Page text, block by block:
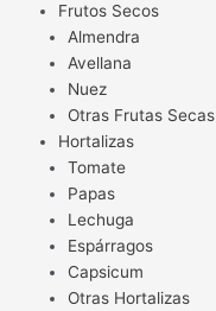
Frutos Secos
Almendra
Avellana
Nuez
Otras Frutas Secas
Hortalizas
Tomate
Papas
Lechuga
Espárragos
Capsicum
Otras Hortalizas